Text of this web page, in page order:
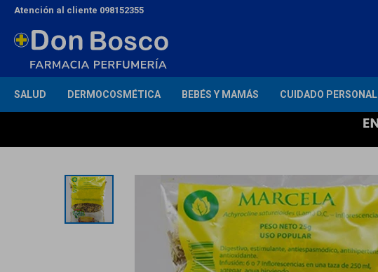
SALUD DERMOCOSMÉTICA BEBÉS Y MAMÁS CUIDADO PERSONAL
Atención al cliente 098152355